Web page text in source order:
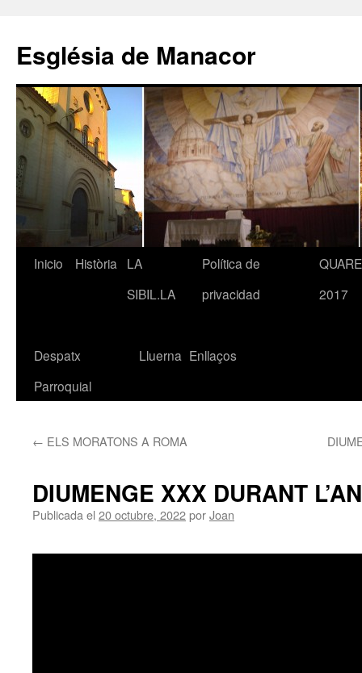
contenido
Església de Manacor
Inicio Història
LA
SIBIL.LA
Política de
privacidad
2017
Despatx
Parroquial
Lluerna Enllaços
← ELS MORATONS A ROMA
DIUMENGE XXX DURANT
Publicada el 20 octubre, 2022porJoan